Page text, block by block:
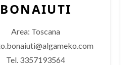
BONAIUTI
Area: Toscana
Tel. 3357193564